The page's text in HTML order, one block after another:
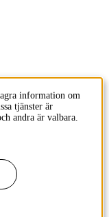
information om
tjänster är
andra är valbara.